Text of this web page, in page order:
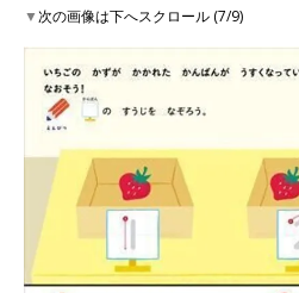
▼次の画像は下へスクロール (7/9)